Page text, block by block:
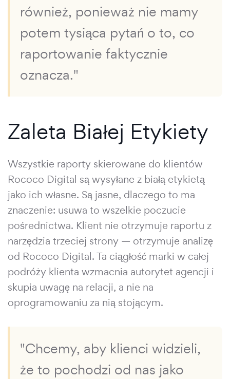
również, ponieważ nie mamy
potem tysiąca pytań o to, co
raportowanie faktycznie
oznacza."
Zaleta Białej Etykiety
Wszystkie raporty skierowane do klientów
Rococo Digital są wysyłane z białą etykietą
jako ich własne. Są jasne, dlaczego to ma
znaczenie: usuwa to wszelkie poczucie
pośrednictwa. Klient nie otrzymuje raportu z
narzędzia trzeciej strony — otrzymuje analizę
od Rococo Digital. Ta ciągłość marki w całej
podróży klienta wzmacnia autorytet agencji i
skupia uwagę na relacji, a nie na
oprogramowaniu za nią stojącym.
"Chcemy, aby klienci widzieli,
że to pochodzi od nas jako